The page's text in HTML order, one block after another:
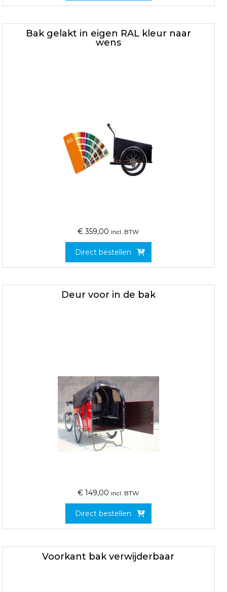
Bak gelakt in eigen RAL kleur naar
wens
€ 359,00 incl. BTW
Direct bestellen
Deur voor in de bak
€ 149,00 incl. BTW
Direct bestellen
Voorkant bak verwijderbaar